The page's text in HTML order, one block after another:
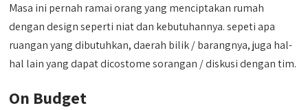
Masa ini pernah ramai orang yang menciptakan rumah
dengan design seperti niat dan kebutuhannya. sepeti apa
ruangan yang dibutuhkan, daerah bilik / barangnya, juga hal-
hal lain yang dapat dicostome sorangan / diskusi dengan tim.
On Budget